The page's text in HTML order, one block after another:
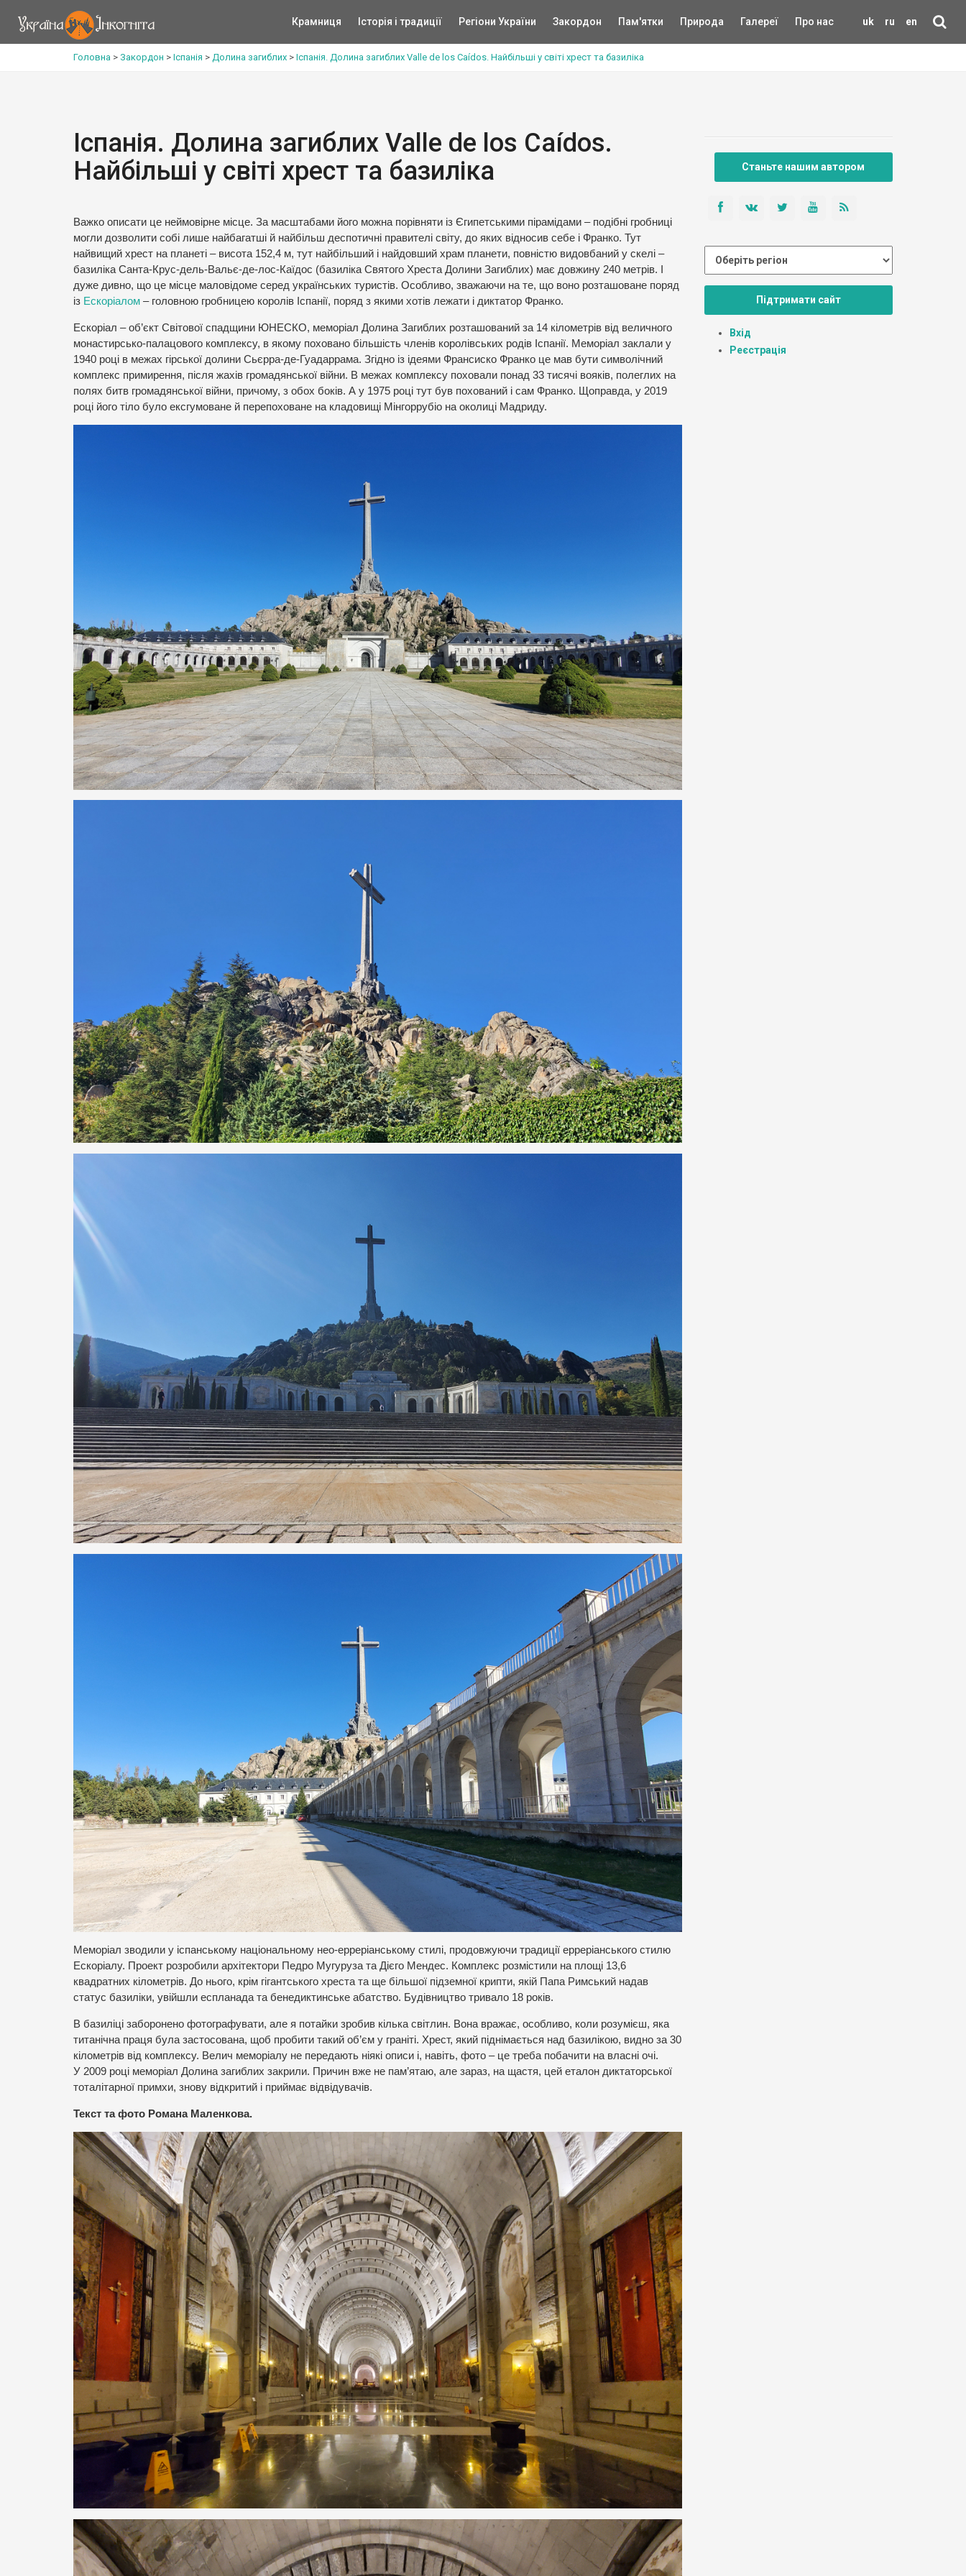
uk ru en
Крамниця Історія і традиції Регіони України Закордон Пам'ятки Природа Галереї Про нас
Головна > Закордон > Іспанія > Долина загиблих > Іспанія. Долина загиблих Valle de los Caídos. Найбільші у світі хрест та базиліка
Іспанія. Долина загиблих Valle de los Caídos.
Найбільші у світі хрест та базиліка
Важко описати це неймовірне місце. За масштабами його можна порівняти із Єгипетськими пірамідами – подібні гробниці
могли дозволити собі лише найбагатші й найбільш деспотичні правителі світу, до яких відносив себе і Франко. Тут
найвищий хрест на планеті – висота 152,4 м, тут найбільший і найдовший храм планети, повністю видовбаний у скелі –
базиліка Санта-Крус-дель-Вальє-де-лос-Каїдос (базиліка Святого Хреста Долини Загиблих) має довжину 240 метрів. І
дуже дивно, що це місце маловідоме серед українських туристів. Особливо, зважаючи на те, що воно розташоване поряд
із Ескоріалом – головною гробницею королів Іспанії, поряд з якими хотів лежати і диктатор Франко.
Ескоріал – об’єкт Світової спадщини ЮНЕСКО, меморіал Долина Загиблих розташований за 14 кілометрів від величного
монастирсько-палацового комплексу, в якому поховано більшість членів королівських родів Іспанії. Меморіал заклали у
1940 році в межах гірської долини Сьєрра-де-Гуадаррама. Згідно із ідеями Франсиско Франко це мав бути символічний
комплекс примирення, після жахів громадянської війни. В межах комплексу поховали понад 33 тисячі вояків, полеглих на
полях битв громадянської війни, причому, з обох боків. А у 1975 році тут був похований і сам Франко. Щоправда, у 2019
році його тіло було ексгумоване й перепоховане на кладовищі Мінгоррубіо на околиці Мадриду.
Меморіал зводили у іспанському національному нео-ерреріанському стилі, продовжуючи традиції ерреріанського стилю
Ескоріалу. Проект розробили архітектори Педро Мугуруза та Дієго Мендес. Комплекс розмістили на площі 13,6
квадратних кілометрів. До нього, крім гігантського хреста та ще більшої підземної крипти, якій Папа Римський надав
статус базиліки, увійшли еспланада та бенедиктинське абатство. Будівництво тривало 18 років.
В базиліці заборонено фотографувати, але я потайки зробив кілька світлин. Вона вражає, особливо, коли розумієш, яка
титанічна праця була застосована, щоб пробити такий об’єм у граніті. Хрест, який піднімається над базилікою, видно за 30
кілометрів від комплексу. Велич меморіалу не передають ніякі описи і, навіть, фото – це треба побачити на власні очі.
У 2009 році меморіал Долина загиблих закрили. Причин вже не пам’ятаю, але зараз, на щастя, цей еталон диктаторської
тоталітарної примхи, знову відкритий і приймає відвідувачів.
Текст та фото Романа Маленкова.
Станьте нашим автором
Підтримати сайт
Вхід
Реєстрація